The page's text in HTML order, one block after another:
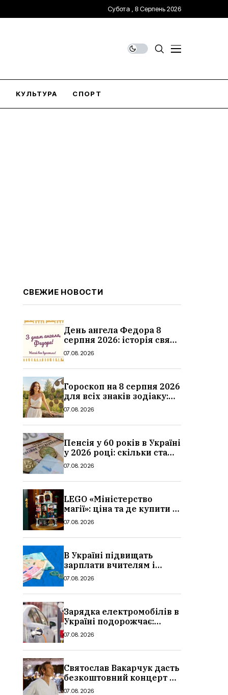
Субота , 8 Серпень 2026
КУЛЬТУРА СПОРТ
СВЕЖИЕ НОВОСТИ
День ангела Федора 8
серпня 2026: історія свята,
значення імені,
прозі
07.08.2026
Гороскоп на 8 серпня 2026
для всіх знаків зодіаку:
кохання, гроші та справи
07.08.2026
Пенсія у 60 років в Україні
у 2026 році: скільки стажу
потрібно, умови, кому
07.08.2026
LEGO «Міністерство
магії»: ціна та де купити в
Україні
07.08.2026
В Україні підвищать
зарплати вчителям і
стипендії студентам з 1
суми, розмір
07.08.2026
Зарядка електромобілів в
Україні подорожчає:
причина і нові ціни з
07.08.2026
Святослав Вакарчук дасть
безкоштовний концерт у
Львові: дата і місце
07.08.2026